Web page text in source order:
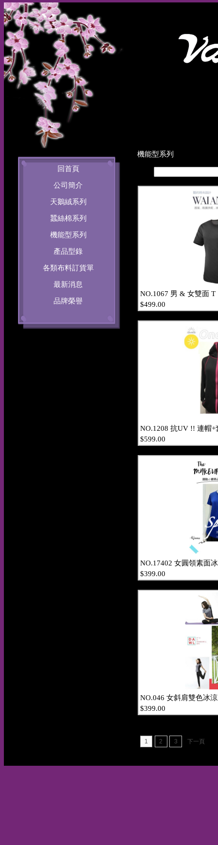
回首頁
公司簡介
天鵝絨系列
蠶絲棉系列
機能型系列
產品型錄
各類布料訂貨單
最新消息
品牌榮譽
機能型系列
NO.1067 男 & 女雙面 T
$499.00
NO.1208 抗UV !! 連帽
$599.00
NO.17402 女圓領素面
$399.00
NO.046 女斜肩雙色冰
$399.00
1 2 3 下一頁